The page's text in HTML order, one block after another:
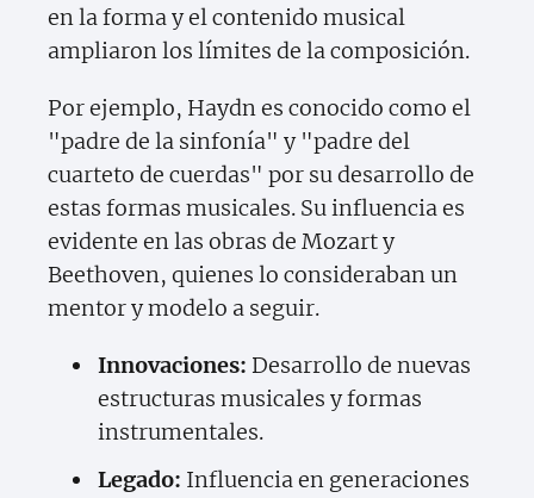
en la forma y el contenido musical
ampliaron los límites de la composición.
Por ejemplo, Haydn es conocido como el
"padre de la sinfonía" y "padre del
cuarteto de cuerdas" por su desarrollo de
estas formas musicales. Su influencia es
evidente en las obras de Mozart y
Beethoven, quienes lo consideraban un
mentor y modelo a seguir.
Innovaciones: Desarrollo de nuevas
estructuras musicales y formas
instrumentales.
Legado: Influencia en generaciones